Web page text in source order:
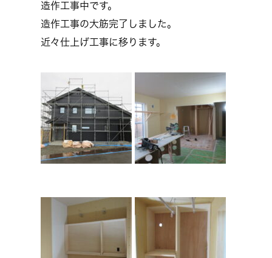
造作工事中です。
造作工事の大筋完了しました。
近々仕上げ工事に移ります。